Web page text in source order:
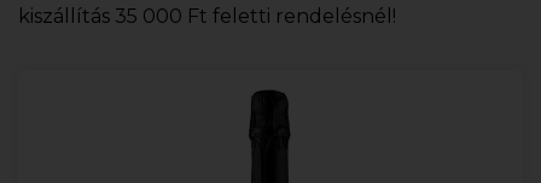
kiszállítás 35 000 Ft feletti rendelésnél!